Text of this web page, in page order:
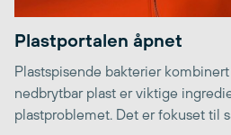
Plastportalen åpnet
Plastspisende bakterier
nedbrytbar plast er viktige
plastproblemet. Det er fokuset til